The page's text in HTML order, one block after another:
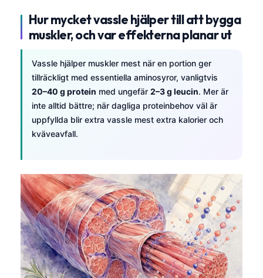
Hur mycket vassle hjälper till att bygga
muskler, och var effekterna planar ut
Vassle hjälper muskler mest när en portion ger
tillräckligt med essentiella aminosyror, vanligtvis
20–40 g protein med ungefär 2–3 g leucin. Mer är
inte alltid bättre; när dagliga proteinbehov väl är
uppfyllda blir extra vassle mest extra kalorier och
kväveavfall.